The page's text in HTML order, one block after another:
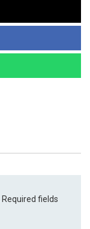
Required fields